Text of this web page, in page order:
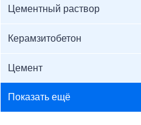
Цементный раствор
Керамзитобетон
Цемент
Показать ещё